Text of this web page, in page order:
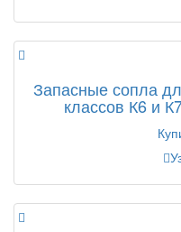
Запасные сопла
классов К6 и